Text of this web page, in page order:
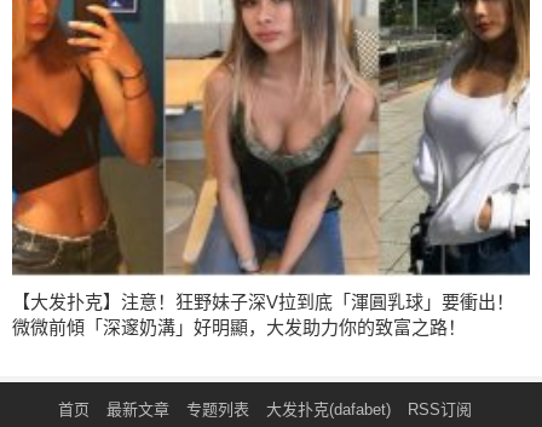
【大发扑克】注意！狂野妹子深V拉到底「渾圓乳球」要衝出！
微微前傾「深邃奶溝」好明顯，大发助力你的致富之路！
首页 最新文章 专题列表 大发扑克(dafabet) RSS订阅